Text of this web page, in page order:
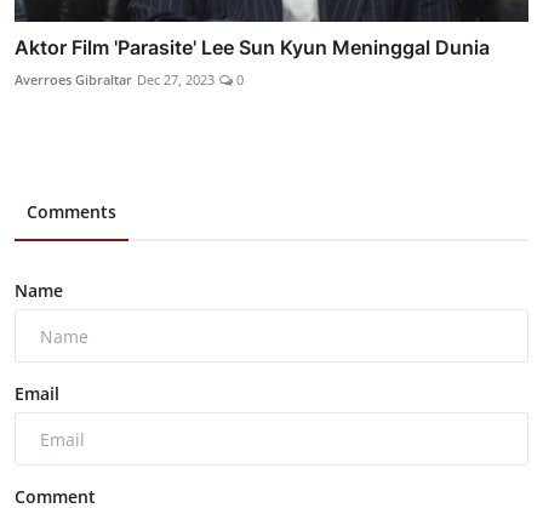
Aktor Film 'Parasite' Lee Sun Kyun Meninggal Dunia
Averroes Gibraltar Dec 27, 2023 0
Comments
Name
Email
Comment